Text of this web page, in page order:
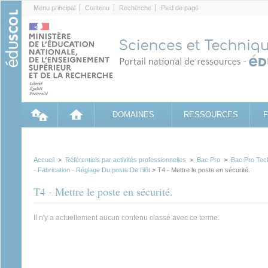
Menu principal Contenu Recherche Pied de page
DOMAINES RESSOURCES
Accueil > Référentiels par activités professionnelles > Bac Pro > Bac Pro
- Fabrication - Réglage Du poste De l’ilôt > T4 - Mettre le poste en sécurité.
T4 - Mettre le poste en sécurité.
Il n'y a actuellement aucun contenu classé avec ce terme.